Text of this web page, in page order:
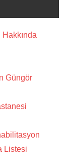
Güngör
Listesi